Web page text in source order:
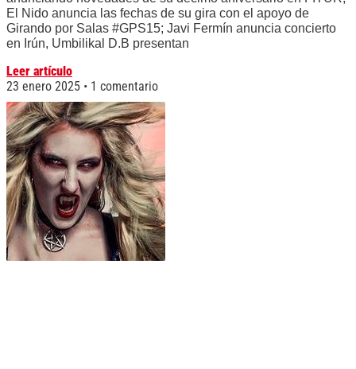
El Nido anuncia las fechas de su gira con el apoyo de
Girando por Salas #GPS15; Javi Fermín anuncia concierto
en Irún, Umbilikal D.B presentan
Leer artículo
23 enero 2025
1 comentario